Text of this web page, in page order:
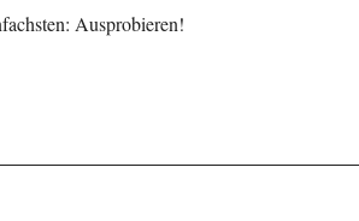
Ausprobieren!